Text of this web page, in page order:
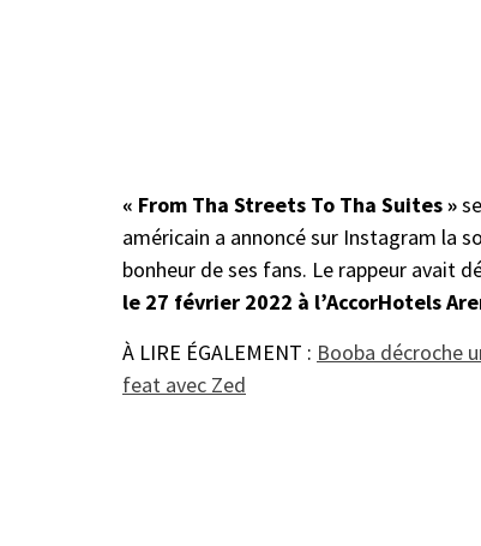
« From Tha Streets To Tha Suites »
américain a annoncé sur Instagram la
bonheur de ses fans. Le rappeur avait
le 27 février 2022 à l’AccorHotels
À LIRE ÉGALEMENT : Booba décroche
feat avec Zed